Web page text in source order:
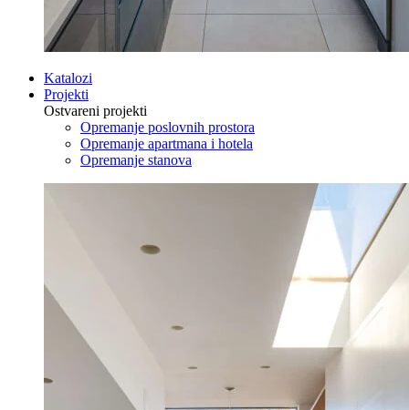
Katalozi
Projekti
Ostvareni projekti
Opremanje poslovnih prostora
Opremanje apartmana i hotela
Opremanje stanova